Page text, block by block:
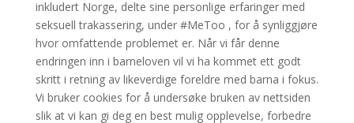
inkludert Norge, delte sine personlige erfaringer med
seksuell trakassering, under #MeToo , for å synliggjøre
hvor omfattende problemet er. Når vi får denne
endringen inn i barneloven vil vi ha kommet ett godt
skritt i retning av likeverdige foreldre med barna i fokus.
Vi bruker cookies for å undersøke bruken av nettsiden
slik at vi kan gi deg en best mulig opplevelse, forbedre